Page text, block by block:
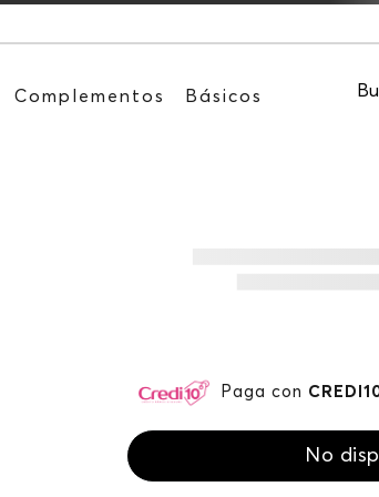
Recibe: 15%OFF suscribiéndote
Complementos Básicos
Paga con
No